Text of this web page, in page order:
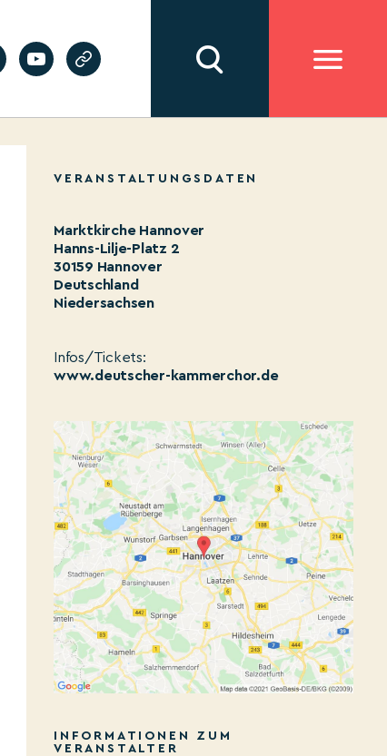
VERANSTALTUNGSDATEN
Marktkirche Hannover
Hanns-Lilje-Platz 2
30159 Hannover
Deutschland
Niedersachsen
Infos/Tickets:
www.deutscher-kammerchor.de
INFORMATIONEN ZUM
VERANSTALTER